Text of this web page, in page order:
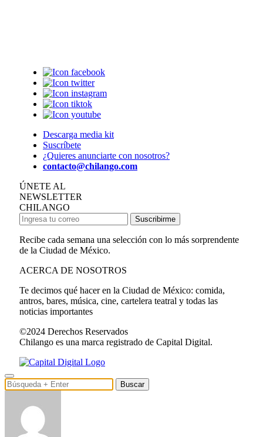
Descarga media kit
Suscríbete
¿Quieres anunciarte con nosotros?
contacto@chilango.com
ÚNETE AL
NEWSLETTER
CHILANGO
Suscribirme
Recibe cada semana una selección con lo más sorprendente
de la Ciudad de México.
ACERCA DE NOSOTROS
Te decimos qué hacer en la Ciudad de México: comida,
antros, bares, música, cine, cartelera teatral y todas las
noticias importantes
©2024 Derechos Reservados
Chilango es una marca registrado de Capital Digital.
Buscar